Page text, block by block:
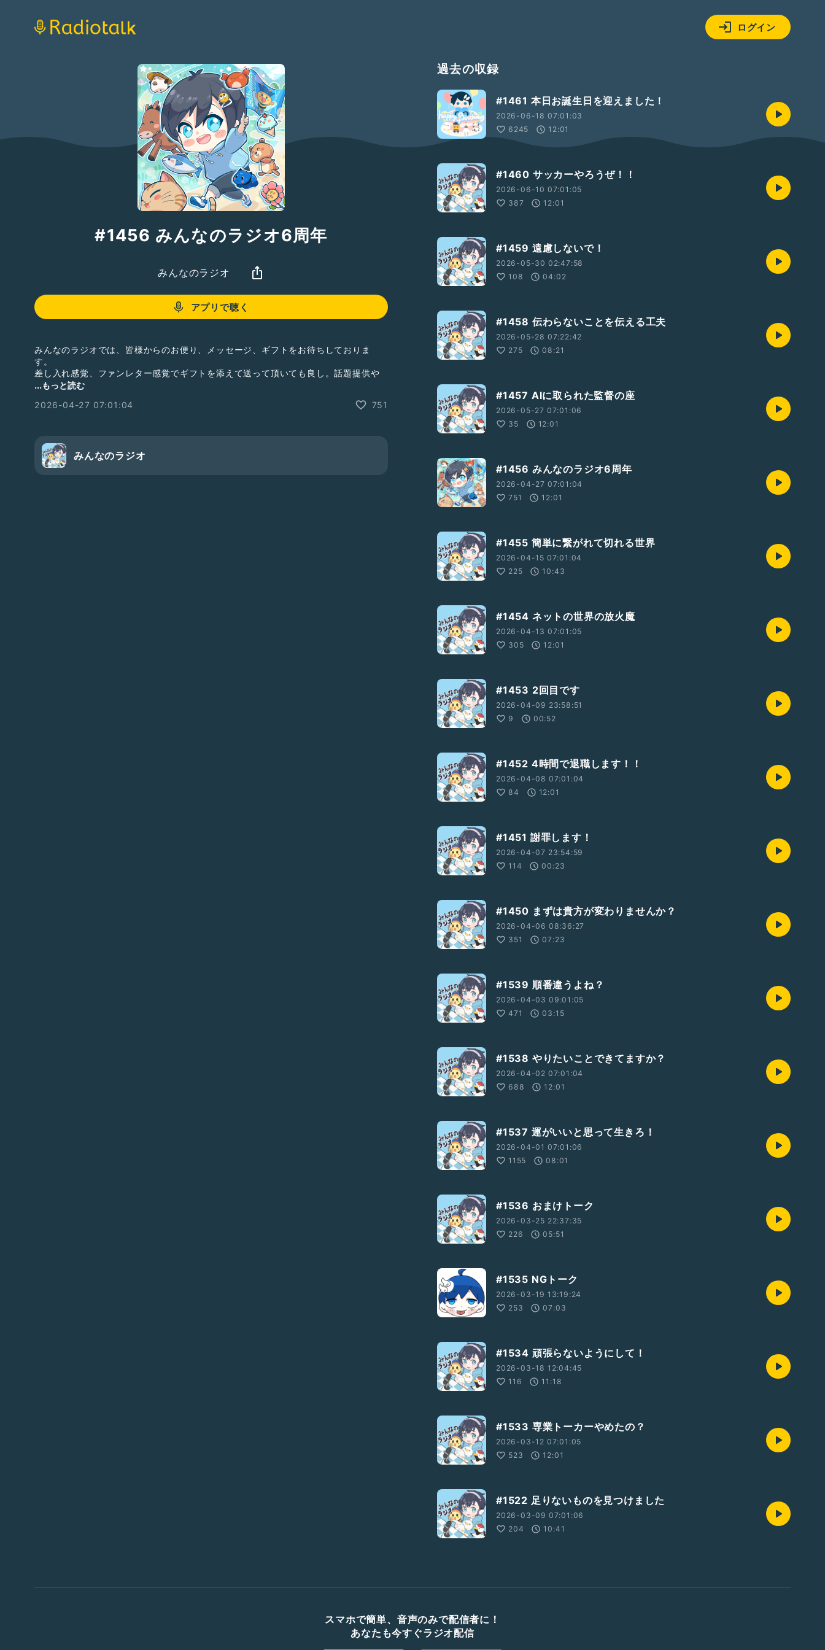
ログイン
#1456 みんなのラジオ6周年
みんなのラジオ
アプリで聴く
みんなのラジオでは、皆様からのお便り、メッセージ、ギフトをお待ちしておりま
す。
差し入れ感覚、ファンレター感覚でギフトを添えて送って頂いても良し。話題提供や
質問等、ラジオで読んでほしいお便りを送ってい頂いても良し。
#男性トーカー #ひとり語り
...もっと読む
2026-04-27 07:01:04
751
みんなのラジオ
過去の収録
#1461 本日お誕生日を迎えました！
2026-06-18 07:01:03
6245
12:01
#1460 サッカーやろうぜ！！
2026-06-10 07:01:05
387
12:01
#1459 遠慮しないで！
2026-05-30 02:47:58
108
04:02
#1458 伝わらないことを伝える工夫
2026-05-28 07:22:42
275
08:21
#1457 AIに取られた監督の座
2026-05-27 07:01:06
35
12:01
#1456 みんなのラジオ6周年
2026-04-27 07:01:04
751
12:01
#1455 簡単に繋がれて切れる世界
2026-04-15 07:01:04
225
10:43
#1454 ネットの世界の放火魔
2026-04-13 07:01:05
305
12:01
#1453 2回目です
2026-04-09 23:58:51
9
00:52
#1452 4時間で退職します！！
2026-04-08 07:01:04
84
12:01
#1451 謝罪します！
2026-04-07 23:54:59
114
00:23
#1450 まずは貴方が変わりませんか？
2026-04-06 08:36:27
351
07:23
#1539 順番違うよね？
2026-04-03 09:01:05
471
03:15
#1538 やりたいことできてますか？
2026-04-02 07:01:04
688
12:01
#1537 運がいいと思って生きろ！
2026-04-01 07:01:06
1155
08:01
#1536 おまけトーク
2026-03-25 22:37:35
226
05:51
#1535 NGトーク
2026-03-19 13:19:24
253
07:03
#1534 頑張らないようにして！
2026-03-18 12:04:45
116
11:18
#1533 専業トーカーやめたの？
2026-03-12 07:01:05
523
12:01
#1522 足りないものを見つけました
2026-03-09 07:01:06
204
10:41
スマホで簡単、音声のみで配信者に！
あなたも今すぐラジオ配信